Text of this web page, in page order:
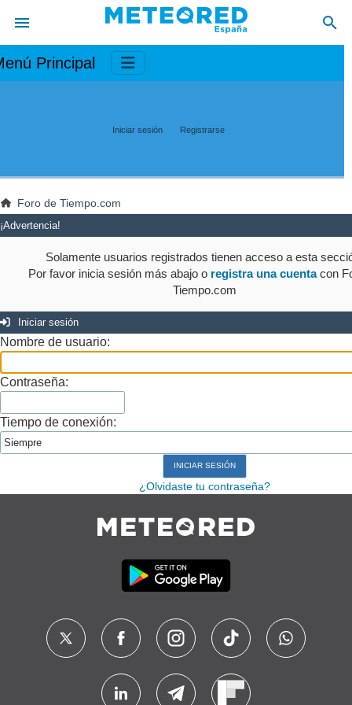
Principal
Iniciar sesión Registrarse
Foro de Tiempo.com
¡Advertencia!
Solamente usuarios registrados tienen acceso a esta
Por favor inicia sesión más abajo o registra una cuentacon
Tiempo.com
Iniciar sesión
Nombre de usuario:
Contraseña:
Tiempo de conexión:
¿Olvidaste tu contraseña?